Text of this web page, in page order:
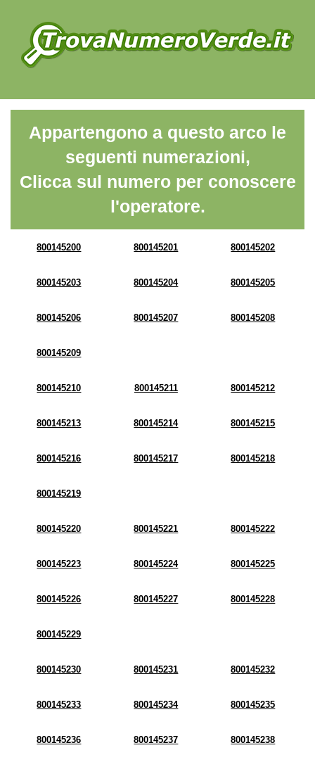
Appartengono a questo arco le
seguenti numerazioni,
Clicca sul numero per conoscere
l'operatore.
800145200 800145201 800145202
800145203 800145204 800145205
800145206 800145207 800145208
800145209
800145210 800145211 800145212
800145213 800145214 800145215
800145216 800145217 800145218
800145219
800145220 800145221 800145222
800145223 800145224 800145225
800145226 800145227 800145228
800145229
800145230 800145231 800145232
800145233 800145234 800145235
800145236 800145237 800145238